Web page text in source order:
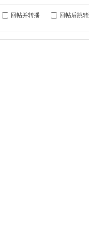
回帖并转播 回帖后跳